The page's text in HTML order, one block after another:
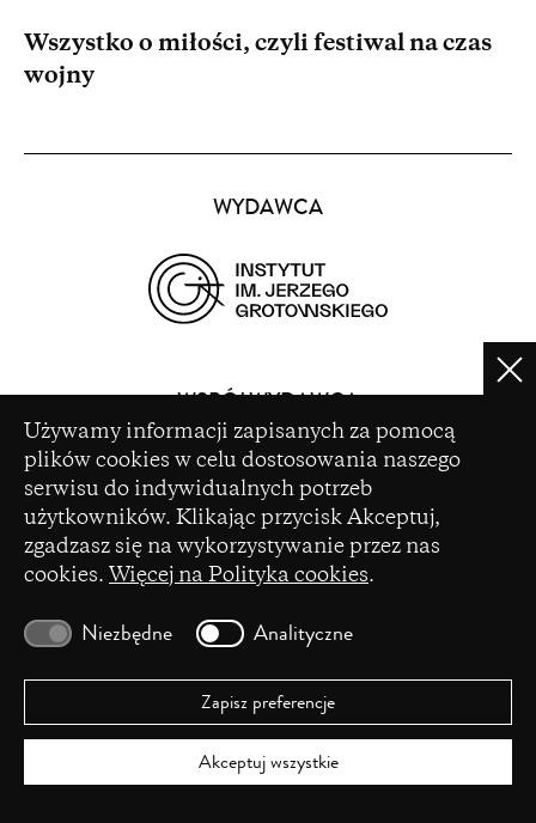
Ustawienia plików cookie
Używamy informacji zapisanych za pomocą
plików cookies w celu dostosowania naszego
serwisu do indywidualnych potrzeb
użytkowników. Klikając przycisk Akceptuj,
zgadzasz się na wykorzystywanie przez nas
cookies. Więcej na Polityka cookies.
Niezbędne Analityczne
Zapisz preferencje
Akceptuj wszystkie
Wszystko o miłości, czyli festiwal na czas
wojny
WYDAWCA
a
new
window)
(opens
a
DOFINANSOWANIE ZE ŚRODKÓW
in
Dofinansowano ze środków Ministra Kultury i